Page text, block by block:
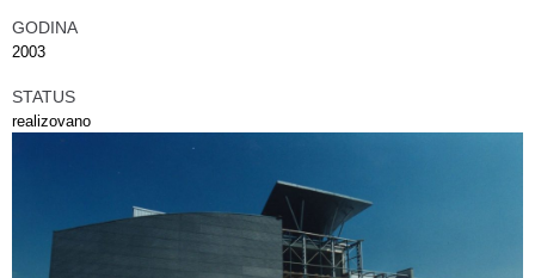
GODINA
2003
STATUS
realizovano